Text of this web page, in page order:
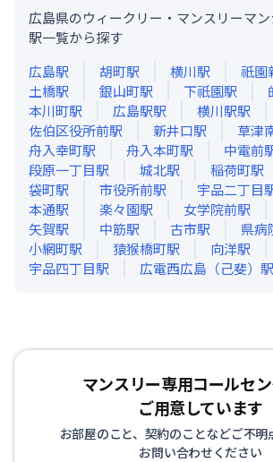
広島県のウィークリー・マンスリーマン
駅一覧から探す
広島駅 胡町駅 横川駅 祇園
土橋駅 銀山町駅 下祇園駅
本川町駅 広島駅駅 横川駅駅
佐伯区役所前駅 新井口駅 草津
舟入幸町駅 舟入本町駅 中電前
段原一丁目駅 城北駅 稲荷町駅
袋町駅 市役所前駅 宇品二丁目
本通駅 楽々園駅 女学院前駅
矢賀駅 中筋駅 古市駅 県病
小網町駅 猿猴橋町駅 向洋駅
宇品四丁目駅 広電西広島（己斐） 駅
マンスリー専用コールセ
ご用意しています
お部屋のこと、契約のことなどご不明
お問い合わせください